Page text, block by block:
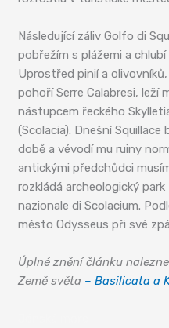
Následující záliv Golfo di
pobřežím s plážemi a
Uprostřed pinií a
pohoří Serre Calabresi, leží
nástupcem řeckého
(Scolacia). Dnešní
době a vévodí mu ruiny
antickými předchůdci
rozkládá archeologický
nazionale di Scolacium.
město Odysseus při své
Úplné znění článku
Země světa – Basilicata a